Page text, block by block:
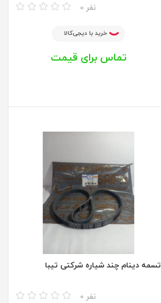
0 نفر
خرید با دیجی‌کالا
تماس برای قیمت
تسمه دینام چند شیاره شرکتی تیبا
0 نفر